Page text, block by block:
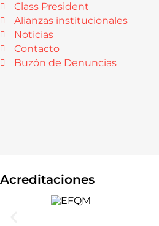
Class President
Alianzas institucionales
Noticias
Contacto
Buzón de Denuncias
Acreditaciones